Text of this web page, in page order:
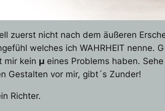
zuerst nicht nach dem äußeren
welches ich WAHRHEIT nenne.
mir kein µ eines Problems haben.
Gestalten vor mir, gibt´s Zunder!
Richter.